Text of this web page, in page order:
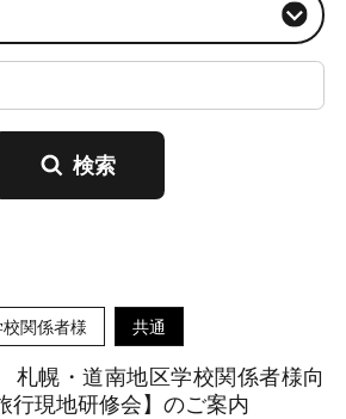
幌・道南地区学校関係者様向
行現地研修会】のご案内
校関係者様 共通